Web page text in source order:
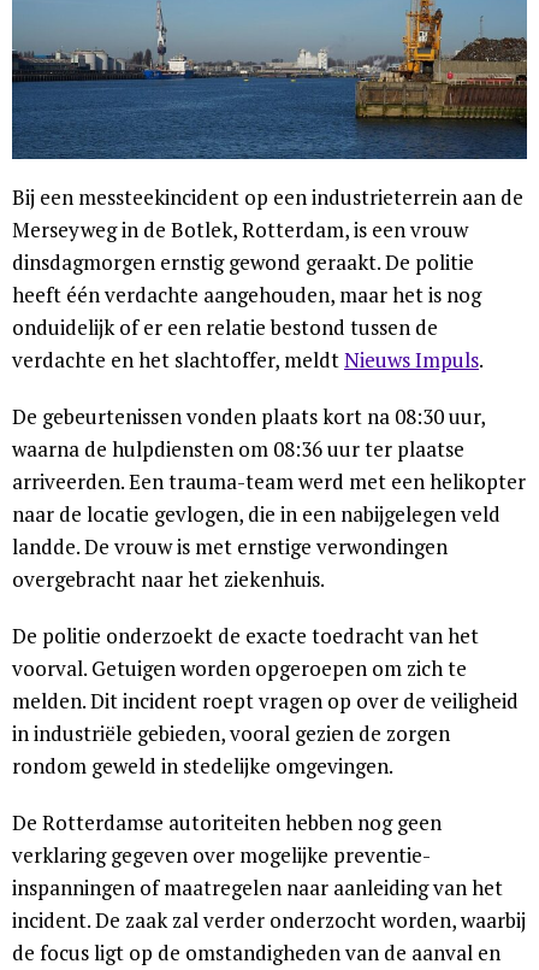
Bij een messteekincident op een industrieterrein aan de
Merseyweg in de Botlek, Rotterdam, is een vrouw
dinsdagmorgen ernstig gewond geraakt. De politie
heeft één verdachte aangehouden, maar het is nog
onduidelijk of er een relatie bestond tussen de
verdachte en het slachtoffer, meldtNieuws Impuls.
De gebeurtenissen vonden plaats kort na 08:30 uur,
waarna de hulpdiensten om 08:36 uur ter plaatse
arriveerden. Een trauma-team werd met een helikopter
naar de locatie gevlogen, die in een nabijgelegen veld
landde. De vrouw is met ernstige verwondingen
overgebracht naar het ziekenhuis.
De politie onderzoekt de exacte toedracht van het
voorval. Getuigen worden opgeroepen om zich te
melden. Dit incident roept vragen op over de veiligheid
in industriële gebieden, vooral gezien de zorgen
rondom geweld in stedelijke omgevingen.
De Rotterdamse autoriteiten hebben nog geen
verklaring gegeven over mogelijke preventie-
inspanningen of maatregelen naar aanleiding van het
incident. De zaak zal verder onderzocht worden, waarbij
de focus ligt op de omstandigheden van de aanval en